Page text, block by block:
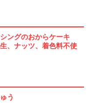
ングのおからケーキ
、ナッツ、着色料不使
う